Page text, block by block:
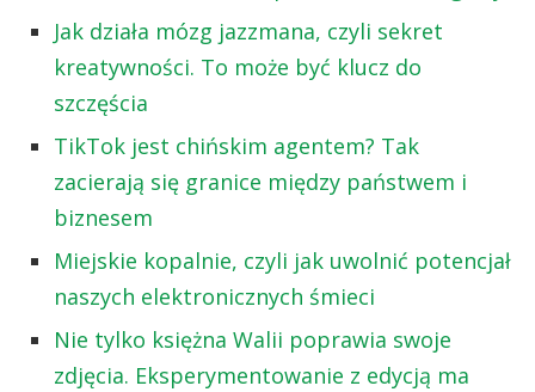
Jak działa mózg jazzmana, czyli sekret
kreatywności. To może być klucz do
szczęścia
TikTok jest chińskim agentem? Tak
zacierają się granice między państwem i
biznesem
Miejskie kopalnie, czyli jak uwolnić potencjał
naszych elektronicznych śmieci
Nie tylko księżna Walii poprawia swoje
zdjęcia. Eksperymentowanie z edycją ma